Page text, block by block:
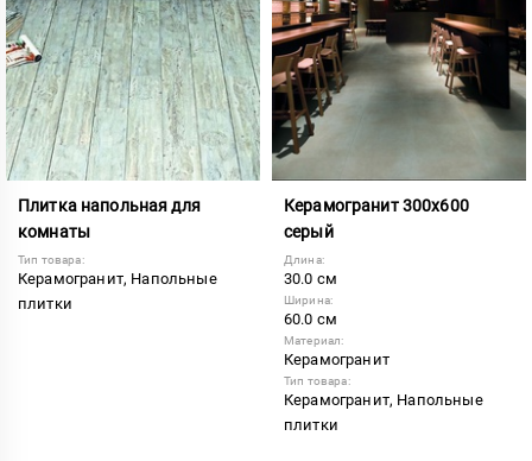
Плитка напольная для
комнаты
Тип товара:
Керамогранит, Напольные
плитки
Керамогранит 300х600
серый
Длина:
30.0 см
Ширина:
60.0 см
Материал:
Керамогранит
Тип товара:
Керамогранит, Напольные
плитки